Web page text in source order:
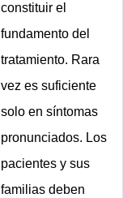
constituir el
fundamento del
tratamiento. Rara
vez es suficiente
solo en síntomas
pronunciados. Los
pacientes y sus
familias deben